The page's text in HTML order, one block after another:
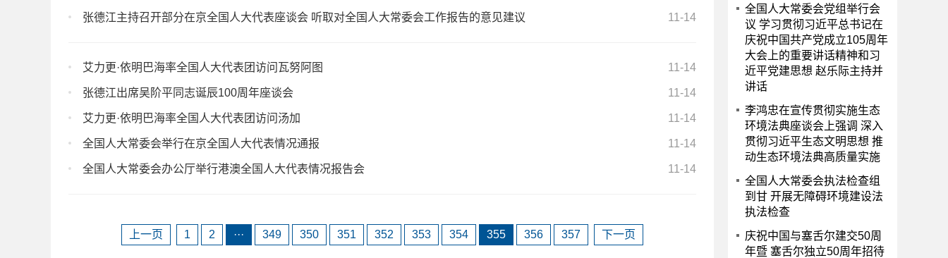
张德江主持召开部分在京全国人大代表座谈会 听取对全国人大常委会工作报告的意见建议 11-14
艾力更·依明巴海率全国人大代表团访问瓦努阿图 11-14
张德江出席吴阶平同志诞辰100周年座谈会 11-14
艾力更·依明巴海率全国人大代表团访问汤加 11-14
全国人大常委会举行在京全国人大代表情况通报 11-14
全国人大常委会办公厅举行港澳全国人大代表情况报告会 11-14
上一页 1 2 ··· 349 350 351 352 353 354 355 356 357 下一页
全国人大常委会党组举行会
议 学习贯彻习近平总书记在
庆祝中国共产党成立105周年
大会上的重要讲话精神和习
近平党建思想 赵乐际主持并
讲话
李鸿忠在宣传贯彻实施生态
环境法典座谈会上强调 深入
贯彻习近平生态文明思想 推
动生态环境法典高质量实施
全国人大常委会执法检查组
到甘 开展无障碍环境建设法
执法检查
庆祝中国与塞舌尔建交50周
年暨 塞舌尔独立50周年招待